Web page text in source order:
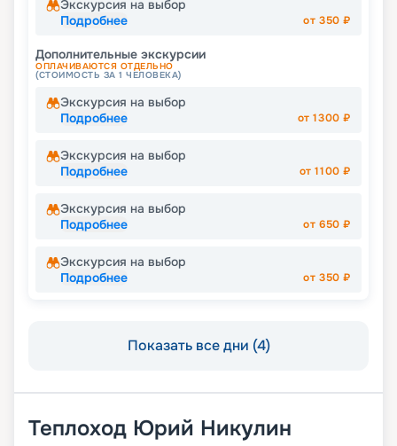
Экскурсия на выбор
Подробнее
от 350 ₽
Дополнительные экскурсии
ОПЛАЧИВАЮТСЯ ОТДЕЛЬНО
(СТОИМОСТЬ ЗА 1 ЧЕЛОВЕКА)
Экскурсия на выбор
Подробнее
от1300 ₽
Экскурсия на выбор
Подробнее
от1100 ₽
Экскурсия на выбор
Подробнее
от 650 ₽
Экскурсия на выбор
Подробнее
от 350 ₽
Показать все дни (4)
Теплоход Юрий Никулин